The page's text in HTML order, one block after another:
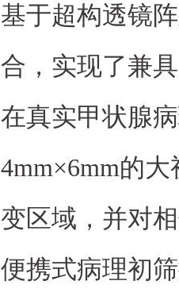
基于超构透镜
合，实现了兼
在真实甲状腺
4mm×6mm的大
变区域，并对
便携式病理初